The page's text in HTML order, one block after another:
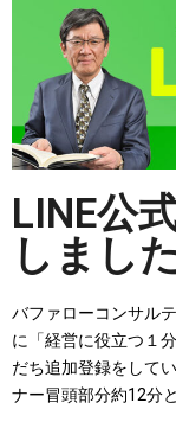
LINE公
しました
バファローコンサル
に「経営に役立つ１
だち追加登録をして
ナー冒頭部分約12分